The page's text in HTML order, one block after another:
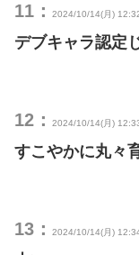
11： 2024/10/14(月)
デブキャラ認定
12： 2024/10/14(月)
すこやかに丸々
13： 2024/10/14(月)